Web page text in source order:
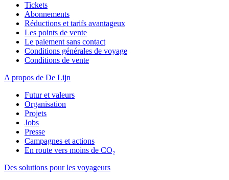
Tickets
Abonnements
Réductions et tarifs avantageux
Les points de vente
Le paiement sans contact
Conditions générales de voyage
Conditions de vente
A propos de De Lijn
Futur et valeurs
Organisation
Projets
Jobs
Presse
Campagnes et actions
En route vers moins de CO₂
Des solutions pour les voyageurs